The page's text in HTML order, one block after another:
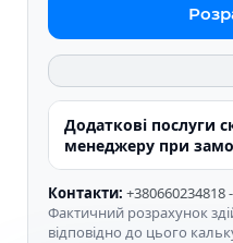
Додаткові послуги
менеджеру при
Контакти: +380660234818
Фактичний розрахунок
відповідно до цього